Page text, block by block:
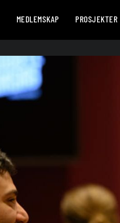
MEDLEMSKAP PROSJEKTER